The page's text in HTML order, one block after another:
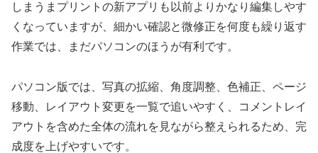
しまうまプリントの新アプリも以前よりかなり編集しやす
くなっていますが、細かい確認と微修正を何度も繰り返す
作業では、まだパソコンのほうが有利です。
パソコン版では、写真の拡縮、角度調整、色補正、ページ
移動、レイアウト変更を一覧で追いやすく、コメントレイ
アウトを含めた全体の流れを見ながら整えられるため、完
成度を上げやすいです。